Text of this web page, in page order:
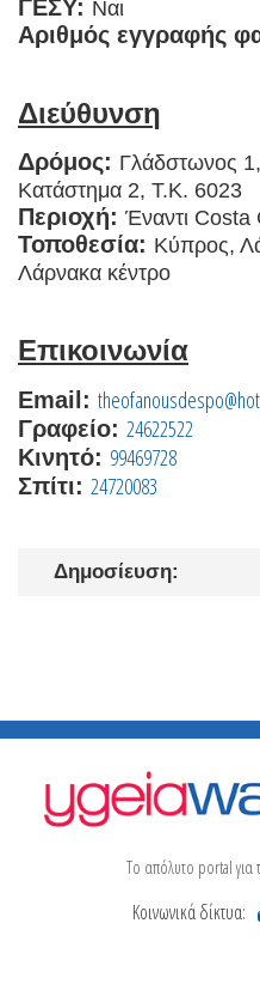
ΓΕΣΥ: Ναι
Αριθμός εγγραφής
Διεύθυνση
Δρόμος: Γλάδστωνος
Κατάστημα 2, Τ.Κ. 6023
Περιοχή: Έναντι Costa
Τοποθεσία: Κύπρος,
Λάρνακα κέντρο
Επικοινωνία
Email:
Γραφείο: 24622522
Κινητό: 99469728
Σπίτι: 24720083
Δημοσίευση:
Το απόλυτο portal για
Κοινωνικά δίκτυα: